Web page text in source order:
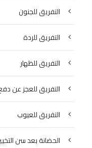
التفريق للجنون
التفريق للردة
التفريق للظهار
التفريق للعجز عن
التفريق للعيوب
الحضانة بعد سن